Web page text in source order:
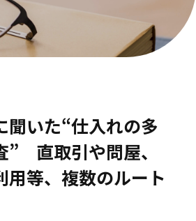
聞いた“仕入れの多
” 直取引や問屋、
用等、複数のルート